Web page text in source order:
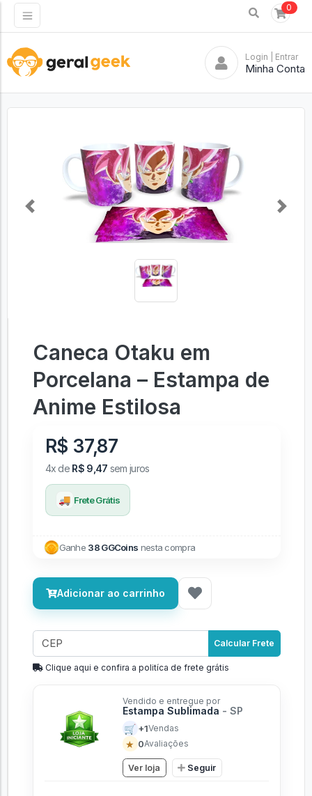
0
Login | Entrar
Minha Conta
Previous Next
Caneca Otaku em
Porcelana – Estampa de
Anime Estilosa
R$ 37,87
4x de R$ 9,47 sem juros
🚚 Frete Grátis
Ganhe 38 GGCoins nesta compra
Adicionar ao carrinho
Calcular Frete
Clique aqui e confira a politíca de frete grátis
Vendido e entregue por
Estampa Sublimada - SP
🛒 +1Vendas
★ 0Avaliações
Ver loja Seguir